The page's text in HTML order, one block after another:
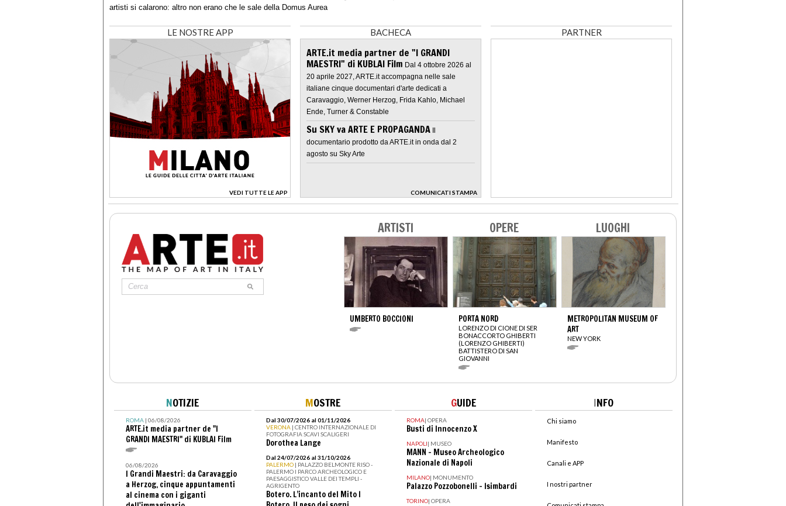
artisti si calarono: altro non erano che le sale della Domus Aurea
LE NOSTRE APP
VEDI TUTTE LE APP
>
BACHECA
ARTE.it media partner de "I GRANDI
MAESTRI" di KUBLAI Film Dal 4 ottobre 2026 al
20 aprile 2027, ARTE.it accompagna nelle sale
italiane cinque documentari d'arte dedicati a
Caravaggio, Werner Herzog, Frida Kahlo, Michael
Ende, Turner & Constable
Su SKY va ARTE E PROPAGANDA Il
documentario prodotto da ARTE.it in onda dal 2
agosto su Sky Arte
COMUNICATI STAMPA
>
PARTNER
ARTISTI
UMBERTO BOCCIONI
OPERE
PORTA NORD
LORENZO DI CIONE DI SER
BONACCORTO GHIBERTI
(LORENZO GHIBERTI)
BATTISTERO DI SAN
GIOVANNI
LUOGHI
METROPOLITAN MUSEUM OF
ART
NEW YORK
NOTIZIE
ROMA| 06/08/2026
ARTE.it media partner de "I
GRANDI MAESTRI" di KUBLAI Film
06/08/2026
I Grandi Maestri: da Caravaggio
a Herzog, cinque appuntamenti
al cinema con i giganti
MOSTRE
Dal 30/07/2026 al 01/11/2026
VERONA | CENTRO INTERNAZIONALE DI
FOTOGRAFIA SCAVI SCALIGERI
Dorothea Lange
Dal 24/07/2026 al 31/10/2026
PALERMO | PALAZZO BELMONTE RISO -
PALERMO I PARCO ARCHEOLOGICO E
PAESAGGISTICO VALLE DEI TEMPLI -
AGRIGENTO
Botero. L’incanto del Mito I
GUIDE
ROMA| OPERA
Busti di Innocenzo X
NAPOLI| MUSEO
MANN - Museo Archeologico
Nazionale di Napoli
MILANO| MONUMENTO
Palazzo Pozzobonelli - Isimbardi
TORINO| OPERA
INFO
Chi siamo
Manifesto
Canali e APP
I nostri partner